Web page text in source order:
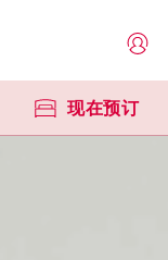
现在预订